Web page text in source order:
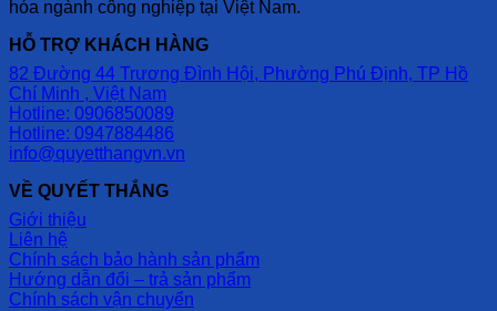
hóa ngành công nghiệp tại Việt Nam.
HỖ TRỢ KHÁCH HÀNG
82 Đường 44 Trương Đình Hội, Phường Phú Định, TP Hồ
Chí Minh , Việt Nam
Hotline: 0906850089
Hotline: 0947884486
info@quyetthangvn.vn
VỀ QUYẾT THẮNG
Giới thiệu
Liên hệ
Chính sách bảo hành sản phẩm
Hướng dẫn đổi – trả sản phẩm
Chính sách vận chuyển